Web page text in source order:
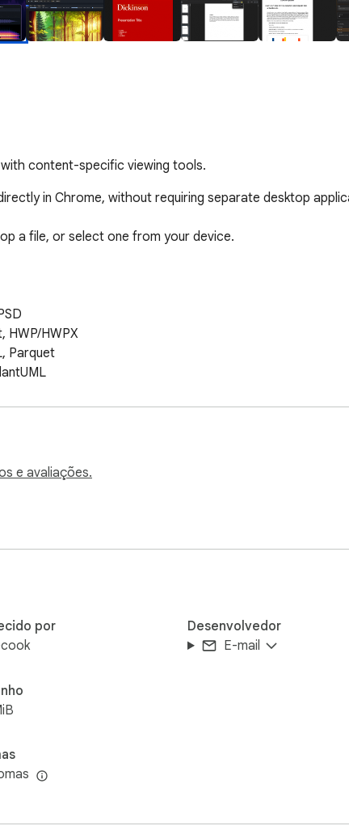
content-specific viewing tools.
in Chrome, without requiring separate desktop
a file, or select one from your device.
HWP/HWPX
Parquet
DMG, and more
MDF/MF4
inspection tools
Omni Viewer does not upload file contents to an
theme.
e avaliações.
por
Desenvolvedor
E-mail